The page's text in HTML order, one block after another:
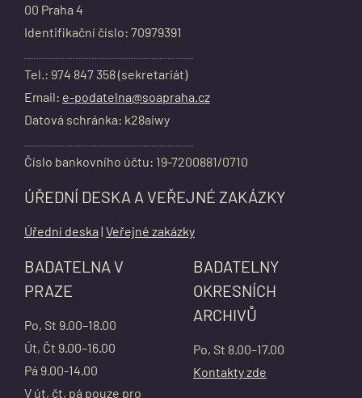
00 Praha 4
Identifikační číslo: 70979391
Tel.: 974 847 358 (sekretariát)
Email: e-podatelna@soapraha.cz
Datová schránka: k28aiwy
Číslo bankovního účtu: 19-7200881/0710
ÚŘEDNÍ DESKA A VEŘEJNÉ ZAKÁZKY
Úřední deska | Veřejné zakázky
BADATELNA V
PRAZE
Po, St 9.00–18.00
Út, Čt 9.00–16.00
Pá 9.00-14.00
V út, čt, pá pouze pro
BADATELNY
OKRESNÍCH
ARCHIVŮ
Po, St 8.00–17.00
Kontakty zde